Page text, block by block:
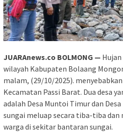
JUARAnews.co BOLMONG —
wilayah Kabupaten Bolaang
malam, (29/10/2025).
Kecamatan Passi Barat. Dua desa
adalah Desa Muntoi Timur dan
sungai meluap secara tiba-tiba
warga di sekitar bantaran sungai.